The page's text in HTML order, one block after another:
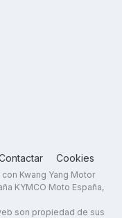
Cookies
Kwang Yang Motor
KYMCO Moto España,
son propiedad de sus